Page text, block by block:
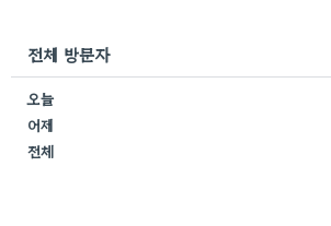
전체 방문자
오늘
어제
전체